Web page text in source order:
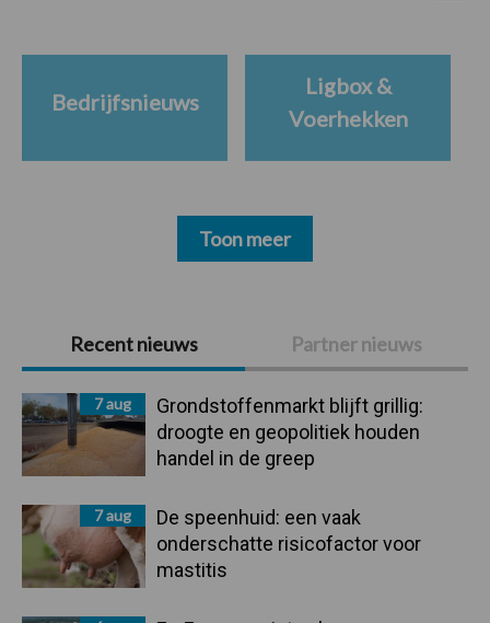
Primaire
Sidebar
Recent nieuws Partner nieuws
7 aug
Grondstoffenmarkt blijft grillig:
droogte en geopolitiek houden
handel in de greep
7 aug
De speenhuid: een vaak
onderschatte risicofactor voor
mastitis
Bedrijfsnieuws
Ligbox &
Voerhekken
Toon meer